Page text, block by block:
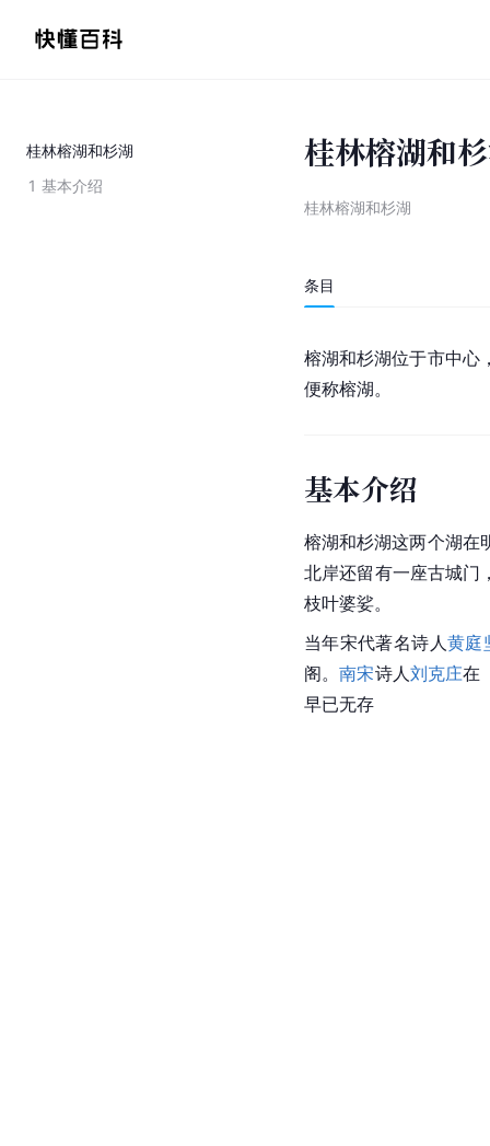
桂林榕湖和杉湖
1 基本介绍
桂林榕湖和
桂林榕湖和杉湖
条目
榕湖和杉湖位于市中心
便称榕湖。
基本介绍
榕湖和杉湖这两个湖在
北岸还留有一座古城门
枝叶婆娑。
当年宋代著名诗人 黄庭
阁。南宋诗人 刘克庄在
早已无存